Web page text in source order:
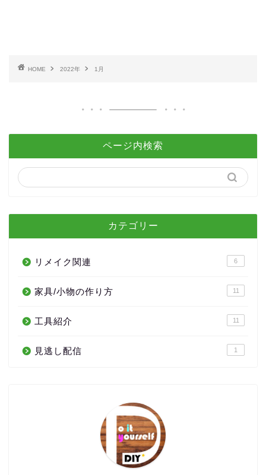
HOME 2022年 1月
ページ内検索
カテゴリー
リメイク関連 6
家具/小物の作り方 11
工具紹介 11
見逃し配信 1